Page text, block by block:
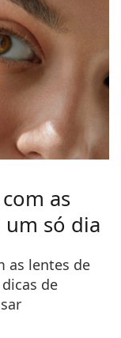
as
um só dia
as lentes de
de